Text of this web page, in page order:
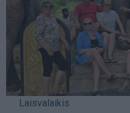
Laisvalaikis